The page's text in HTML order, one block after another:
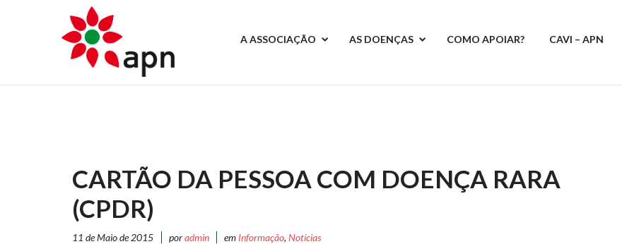
A ASSOCIAÇÃO AS DOENÇAS COMO APOIAR? CAVI – APN
CARTÃO DA PESSOA COM DOENÇA RARA
(CPDR)
11 de Maio de 2015 poradmin em Informação, Notícias